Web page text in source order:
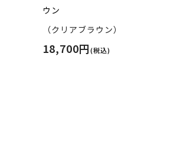
ウン
（クリアブラウン）
18,700円(税込)